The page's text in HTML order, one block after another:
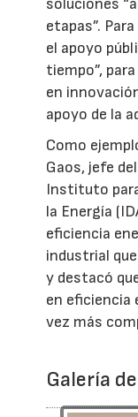
soluciones
etapas”.
el apoyo
tiempo”,
en
apoyo de la
Como
Gaos, jefe
Instituto
la Energía
eficiencia
industrial
y destacó
en eficiencia
vez más
Galería